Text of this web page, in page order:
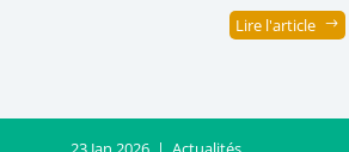
Lire l'article